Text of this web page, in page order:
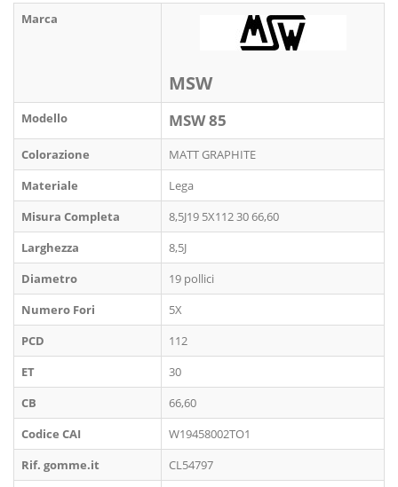
Marca
MSW
Modello MSW 85
Colorazione
MATT GRAPHITE
Materiale
Lega
Misura Completa
8,5J19 5X112 30 66,60
Larghezza
8,5J
Diametro
19 pollici
Numero Fori
5X
PCD
112
ET
30
CB
66,60
Codice CAI
W19458002TO1
Rif. gomme.it
CL54797